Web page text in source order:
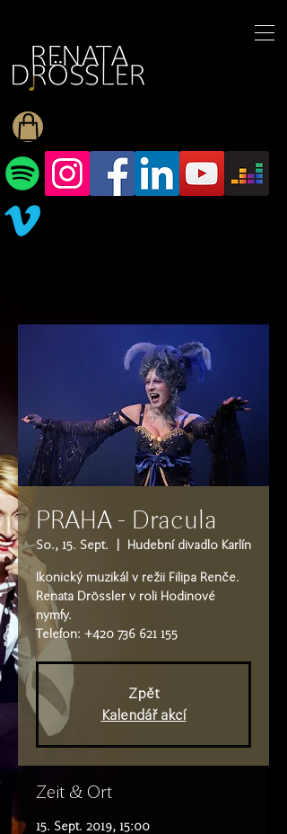
PRAHA - Dracula
So., 15. Sept. Hudební divadlo Karlín
Ikonický muzikál v režii Filipa Renče.
Renata Drössler v roli Hodinové
nymfy.
Telefon: +420 736 621 155
Zpět
Kalendář akcí
Zeit & Ort
15. Sept. 2019, 15:00